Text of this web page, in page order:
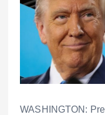
WASHINGTON: